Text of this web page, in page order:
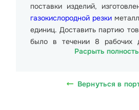
поставки изделий,
газокислородной резки
единиц. Доставить партию
было в течении 8 рабочих
шестому марта 2025 года.
металлические изделия
Расрыть
Вернуться в